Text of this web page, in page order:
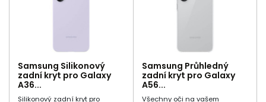
Samsung Silikonový
zadní kryt pro Galaxy
A36...
Silikonový zadní kryt pro
Samsung Průhledný
zadní kryt pro Galaxy
A56...
Všechny oči na vašem